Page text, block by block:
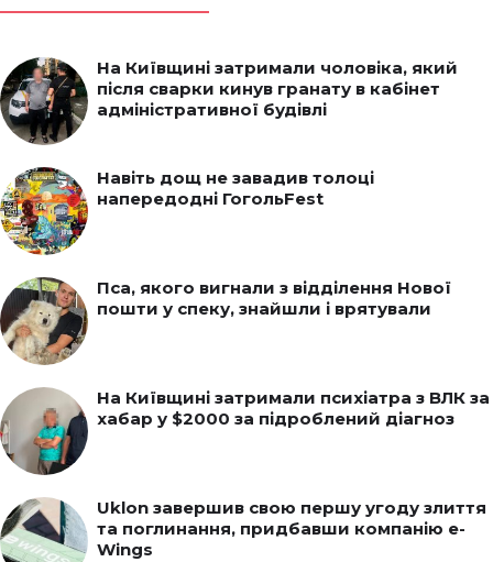
На Київщині затримали чоловіка, який
після сварки кинув гранату в кабінет
адміністративної будівлі
Навіть дощ не завадив толоці
напередодні ГогольFest
Пса, якого вигнали з відділення Нової
пошти у спеку, знайшли і врятували
На Київщині затримали психіатра з ВЛК за
хабар у $2000 за підроблений діагноз
Uklon завершив свою першу угоду злиття
та поглинання, придбавши компанію e-
Wings